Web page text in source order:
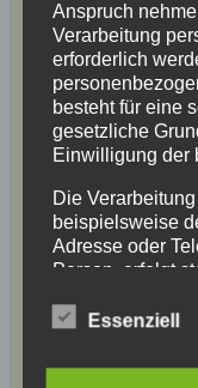
User Name*
User Email *
Password
Repeat Password
Anspruch
Verarbeitung
erforderlich
besteht für eine
gesetzliche
Einwilligung der
Die
beispielsweise
Adresse oder
Person, erfolgt
Mittels dieser
Essenziell